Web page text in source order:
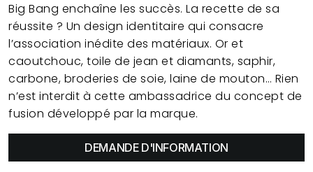
Big Bang enchaîne les succès. La recette de sa
réussite ? Un design identitaire qui consacre
l’association inédite des matériaux. Or et
caoutchouc, toile de jean et diamants, saphir,
carbone, broderies de soie, laine de mouton… Rien
n’est interdit à cette ambassadrice du concept de
fusion développé par la marque.
DEMANDE D'INFORMATION